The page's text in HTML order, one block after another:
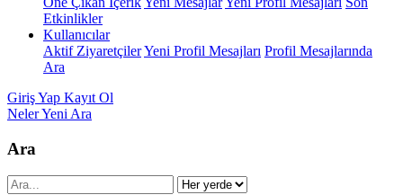
Etkinlikler
Kullanıcılar
Aktif ZiyaretçilerYeni Profil Mesajları Profil Mesajlarında
Ara
Giriş Yap Kayıt Ol
Neler Yeni Ara
Ara